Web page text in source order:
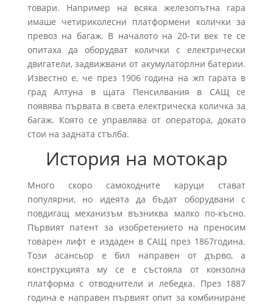
товари. Например на всяка железопътна гара
имаше четириколесни платформени колички за
превоз на багаж. В началото на 20-ти век те се
опитаха да оборудват колички с електрически
двигатели, задвижвани от акумулаторлни батерии.
Известно е, че през 1906 година на жп гарата в
град Алтуна в щата Пенсилвания в САЩ се
появява първата в света електрическа количка за
багаж. Която се управлява от оператора, докато
стои на задната стълба.
История на мотокар
Много скоро самоходните каруци стават
популярни, но идеята да бъдат оборудвани с
повдигащ механизъм възниква малко по-късно.
Първият патент за изобретението на преносим
товарен лифт е издаден в САЩ през 1867година.
Този асансьор е бил направен от дърво, а
конструкцията му се е състояла от конзолна
платформа с отводнители и лебедка. През 1887
година е направен първият опит за комбиниране